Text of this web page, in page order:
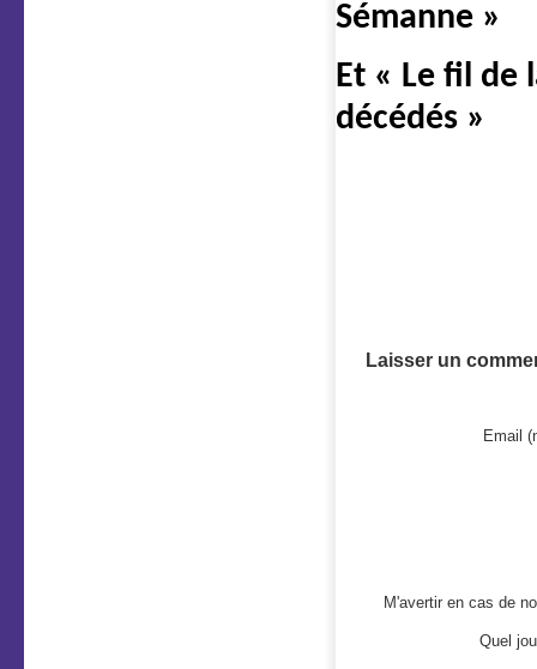
Sémanne »
Et « Le fil de
décédés »
Laisser un
Email
M'avertir en cas de
Quel